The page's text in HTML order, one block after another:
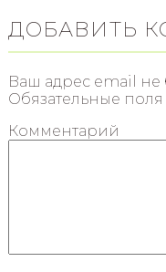
ДОБАВИТЬ
Ваш адрес email не
Обязательные
Комментарий